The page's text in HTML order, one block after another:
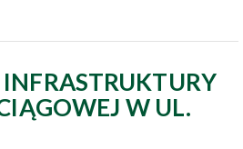
W UL.